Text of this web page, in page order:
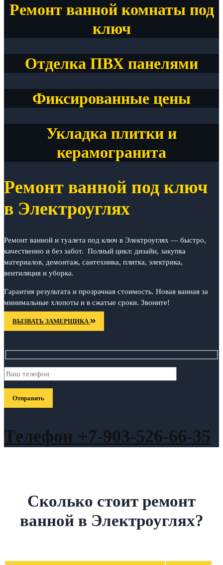
Ремонт ванной комнаты под
ключ
Отделка ПВХ панелями
Фиксированные цены
Укладка плитки и
керамогранита
Ремонт ванной под ключ
в Электроуглях
Ремонт ванной и туалета под ключ в Электроуглях — быстро,
качественно и без забот. Полный цикл: дизайн, закупка
материалов, демонтаж, сантехника, плитка, электрика,
вентиляция и уборка.
Гарантия результата и прозрачная стоимость. Новая ванная за
минимальные хлопоты и в сжатые сроки. Звоните!
ВЫЗВАТЬ ЗАМЕРЩИКА
Телефон +7-903-526-66-35
Сколько стоит ремонт
ванной в Электроуглях?